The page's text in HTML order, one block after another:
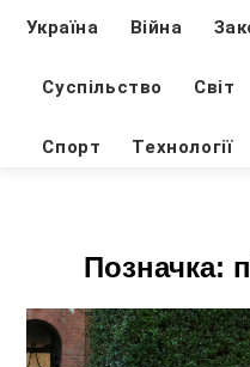
Україна Війна
Суспільство Світ
Спорт Технології
Позначка: